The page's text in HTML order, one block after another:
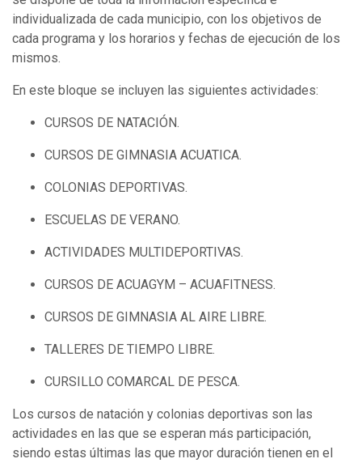
individualizada de cada municipio, con los objetivos de
cada programa y los horarios y fechas de ejecución de los
mismos.
En este bloque se incluyen las siguientes actividades:
CURSOS DE NATACIÓN.
CURSOS DE GIMNASIA ACUATICA.
COLONIAS DEPORTIVAS.
ESCUELAS DE VERANO.
ACTIVIDADES MULTIDEPORTIVAS.
CURSOS DE ACUAGYM – ACUAFITNESS.
CURSOS DE GIMNASIA AL AIRE LIBRE.
TALLERES DE TIEMPO LIBRE.
CURSILLO COMARCAL DE PESCA.
Los cursos de natación y colonias deportivas son las
actividades en las que se esperan más participación,
siendo estas últimas las que mayor duración tienen en el